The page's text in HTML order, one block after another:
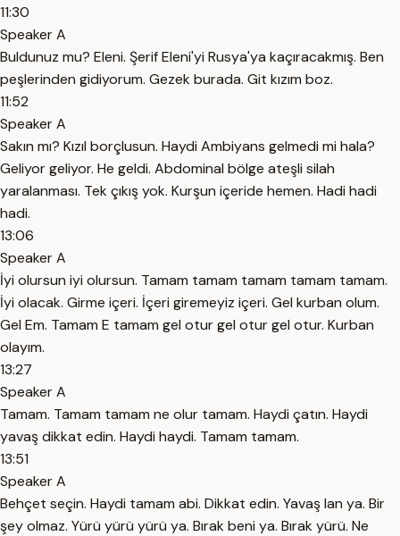
11:30
Speaker A
Buldunuz mu? Eleni. Şerif Eleni'yi Rusya'ya kaçıracakmış. Ben
peşlerinden gidiyorum. Gezek burada. Git kızım boz.
11:52
Speaker A
Sakın mı? Kızıl borçlusun. Haydi Ambiyans gelmedi mi hala?
Geliyor geliyor. He geldi. Abdominal bölge ateşli silah
yaralanması. Tek çıkış yok. Kurşun içeride hemen. Hadi hadi
hadi.
13:06
Speaker A
İyi olursun iyi olursun. Tamam tamam tamam tamam tamam.
İyi olacak. Girme içeri. İçeri giremeyiz içeri. Gel kurban olum.
Gel Em. Tamam E tamam gel otur gel otur gel otur. Kurban
olayım.
13:27
Speaker A
Tamam. Tamam tamam ne olur tamam. Haydi çatın. Haydi
yavaş dikkat edin. Haydi haydi. Tamam tamam.
13:51
Speaker A
Behçet seçin. Haydi tamam abi. Dikkat edin. Yavaş lan ya. Bir
şey olmaz. Yürü yürü yürü ya. Bırak beni ya. Bırak yürü. Ne